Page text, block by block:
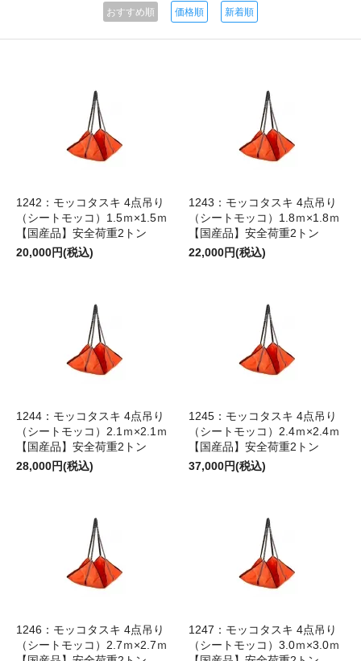
おすすめ順 価格順 新着順
1242：モッコタスキ 4点吊り
（シートモッコ）1.5ｍ×1.5ｍ
【国産品】安全荷重2トン
20,000円(税込)
1243：モッコタスキ 4点吊り
（シートモッコ）1.8ｍ×1.8ｍ
【国産品】安全荷重2トン
22,000円(税込)
1244：モッコタスキ 4点吊り
（シートモッコ）2.1ｍ×2.1ｍ
【国産品】安全荷重2トン
28,000円(税込)
1245：モッコタスキ 4点吊り
（シートモッコ）2.4ｍ×2.4ｍ
【国産品】安全荷重2トン
37,000円(税込)
1246：モッコタスキ 4点吊り
（シートモッコ）2.7ｍ×2.7ｍ
1247：モッコタスキ 4点吊り
（シートモッコ）3.0ｍ×3.0ｍ